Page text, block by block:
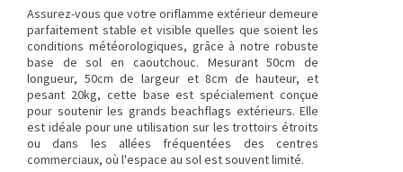
Assurez-vous que votre oriflamme extérieur demeure
parfaitement stable et visible quelles que soient les
conditions météorologiques, grâce à notre robuste
base de sol en caoutchouc. Mesurant 50cm de
longueur, 50cm de largeur et 8cm de hauteur, et
pesant 20kg, cette base est spécialement conçue
pour soutenir les grands beachflags extérieurs. Elle
est idéale pour une utilisation sur les trottoirs étroits
ou dans les allées fréquentées des centres
commerciaux, où l'espace au sol est souvent limité.